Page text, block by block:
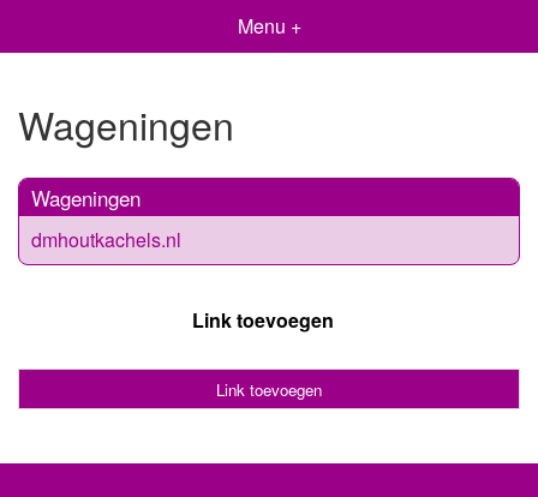
Menu +
Wageningen
Wageningen
dmhoutkachels.nl
Link toevoegen
Link toevoegen